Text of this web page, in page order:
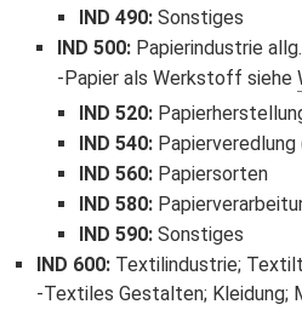
IND 490:Sonstiges
IND 500: Papierindustrie allg.
Papier als Werkstoff siehe
IND 520:
IND 540:Papierveredlung
IND 560:Papiersorten
IND 580:
IND 590:Sonstiges
IND 600:Textilindustrie;
Textiles Gestalten; Kleidung;